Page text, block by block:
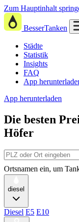
Zum Hauptinhalt
BesserTanken
Städte
Statistik
Insights
FAQ
App
App herunterladen
Die besten
Höfer
Ortsnamen ein, um
diesel
Diesel E5 E10